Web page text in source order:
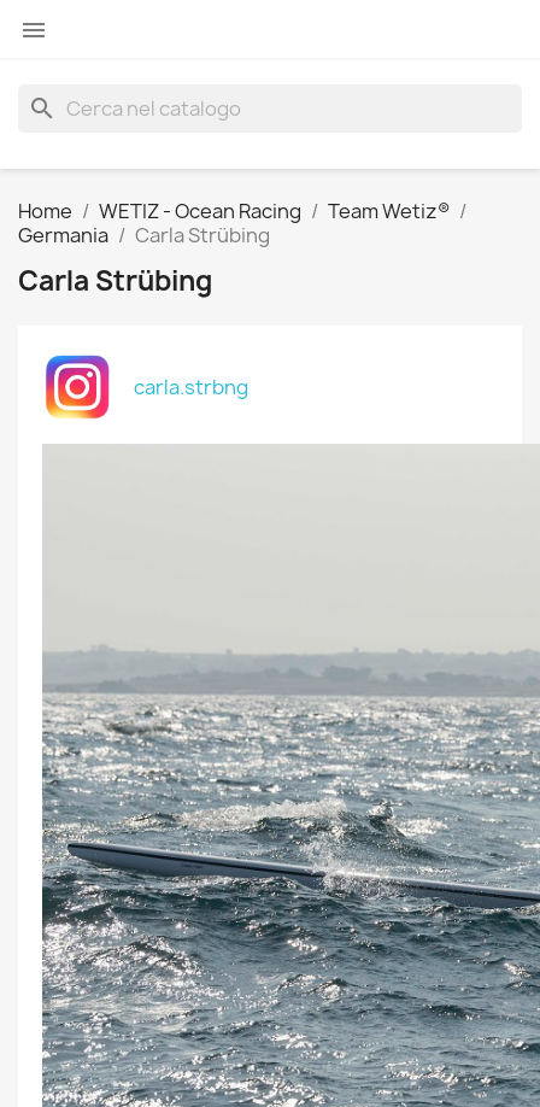

search
Home WETIZ - Ocean Racing
Team Wetiz®
Germania
Carla Strübing
Carla Strübing
carla.strbng